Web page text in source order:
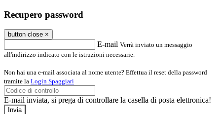
Recupero password
button close ×
E-mail Verrà inviato un messaggio
all'indirizzo indicato con le istruzioni necessarie.
Non hai una e-mail associata al nome utente? Effettua il reset della password
tramite la Login Spaggiari
E-mail inviata, si prega di controllare la casella di posta elettronica!